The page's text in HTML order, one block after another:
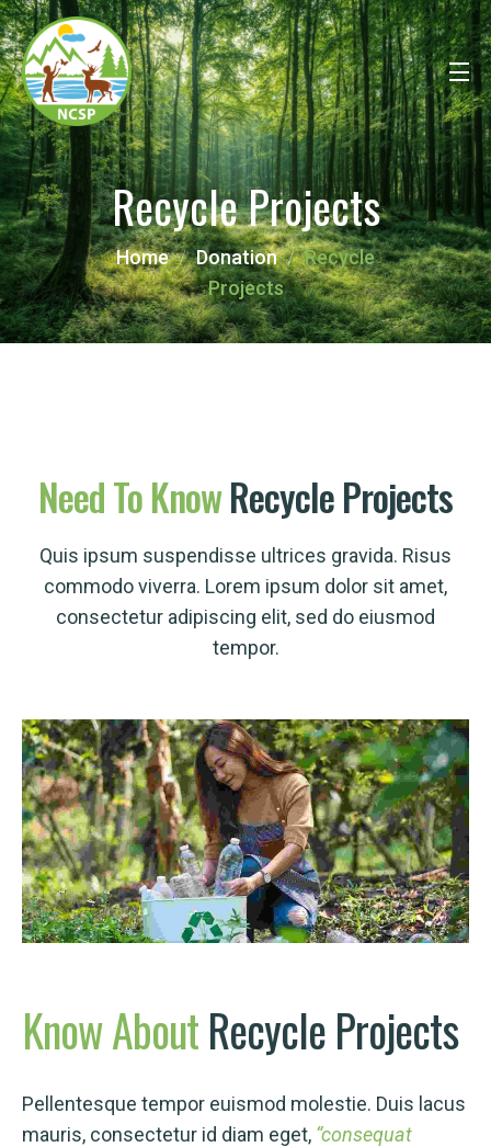
Recycle Projects
Home Donation
Recycle
Projects
NeedToKnowRecycle Projects
Quis ipsum suspendisse ultrices gravida. Risus
commodo viverra. Lorem ipsum dolor sit amet,
consectetur adipiscing elit, sed do eiusmod
tempor.
KnowAboutRecycle Projects
Pellentesque tempor euismod molestie. Duis lacus
mauris, consectetur id diam eget, “consequat